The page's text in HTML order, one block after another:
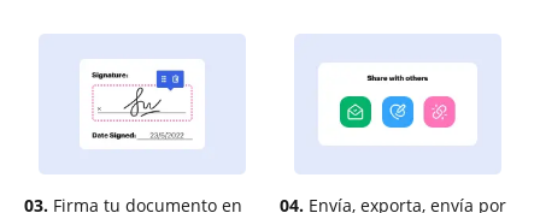
03. Firma tu documento en
04. Envía, exporta, envía por